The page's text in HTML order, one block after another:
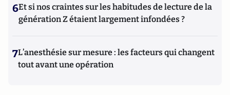
6Et si nos craintes sur les habitudes de lecture de la
génération Z étaient largement infondées ?
7L’anesthésie sur mesure : les facteurs qui changent
tout avant une opération